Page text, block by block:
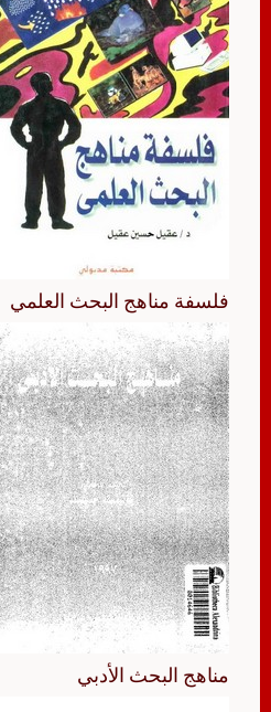
فلسفة مناهج البحث العلمي
مناهج البحث الأدبي